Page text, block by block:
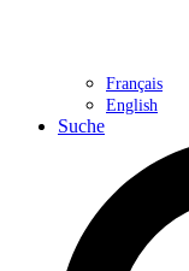
Français
English
Suche